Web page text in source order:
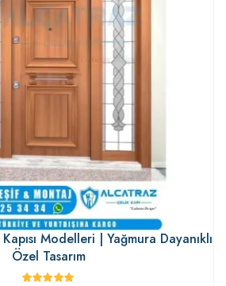
Modelleri | Yağmura Dayanıklı
Özel Tasarım